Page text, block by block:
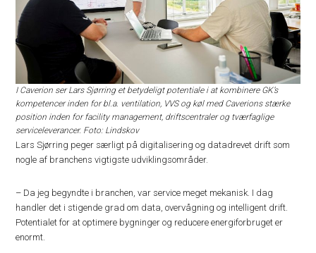
I Caverion ser Lars Sjørring et betydeligt potentiale i at kombinere GK’s
kompetencer inden for bl.a. ventilation, VVS og køl med Caverions stærke
position inden for facility management, driftscentraler og tværfaglige
serviceleverancer. Foto: Lindskov
Lars Sjørring peger særligt på digitalisering og datadrevet drift som
nogle af branchens vigtigste udviklingsområder.
– Da jeg begyndte i branchen, var service meget mekanisk. I dag
handler det i stigende grad om data, overvågning og intelligent drift.
Potentialet for at optimere bygninger og reducere energiforbruget er
enormt.